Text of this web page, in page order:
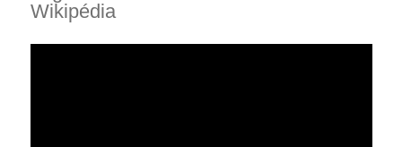
Wikipédia